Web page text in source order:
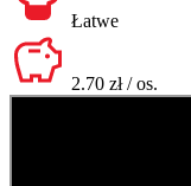
Łatwe
2.70 zł / os.